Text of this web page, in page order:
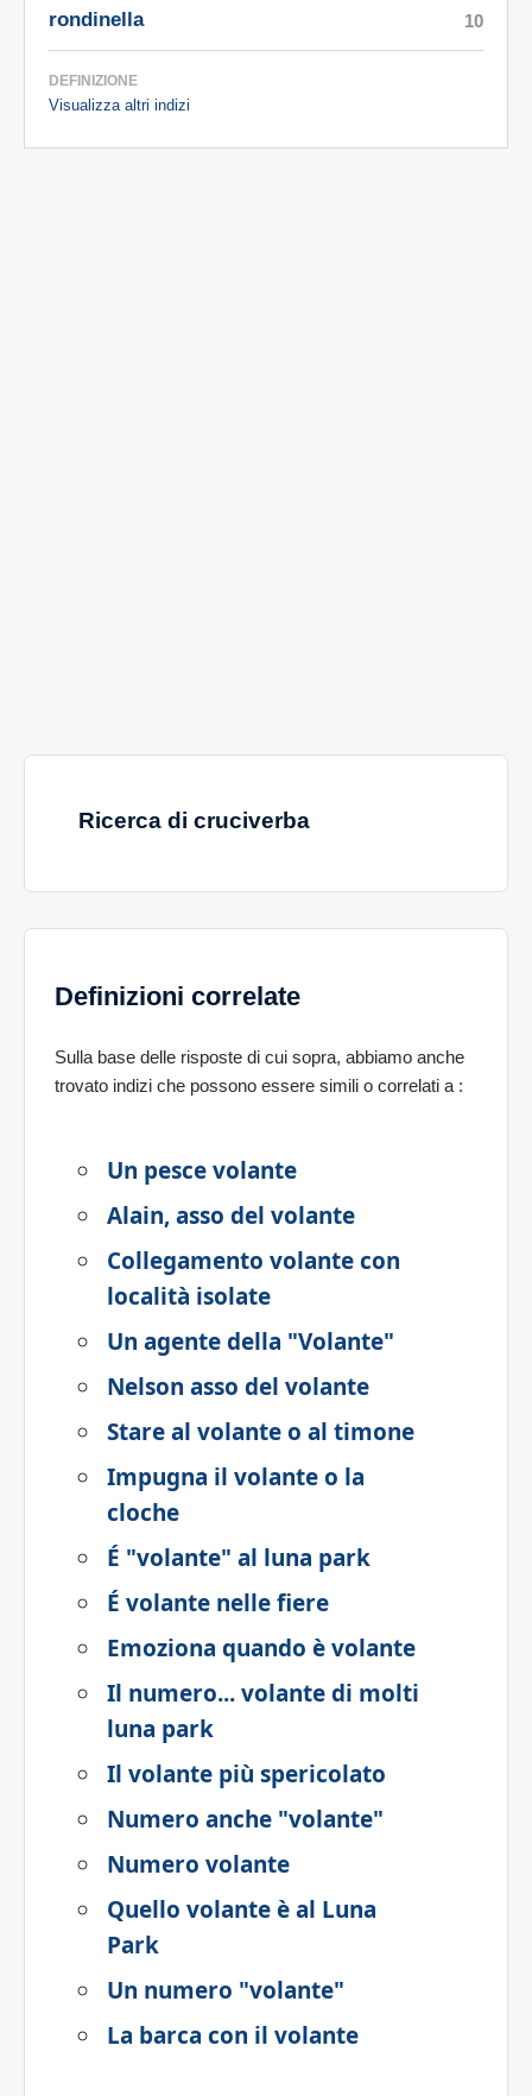
rondinella
DEFINIZIONE
Visualizza altri indizi
10
Ricerca di cruciverba
Definizioni correlate
Sulla base delle risposte di cui sopra, abbiamo anche
trovato indizi che possono essere simili o correlati a :
Un pesce volante
Alain, asso del volante
Collegamento volante con
località isolate
Un agente della "Volante"
Nelson asso del volante
Stare al volante o al timone
Impugna il volante o la
cloche
É "volante" al luna park
É volante nelle fiere
Emoziona quando è volante
Il numero... volante di molti
luna park
Il volante più spericolato
Numero anche "volante"
Numero volante
Quello volante è al Luna
Park
Un numero "volante"
La barca con il volante